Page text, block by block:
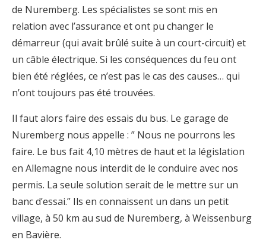
de Nuremberg. Les spécialistes se sont mis en
relation avec l’assurance et ont pu changer le
démarreur (qui avait brûlé suite à un court-circuit) et
un câble électrique. Si les conséquences du feu ont
bien été réglées, ce n’est pas le cas des causes… qui
n’ont toujours pas été trouvées.
Il faut alors faire des essais du bus. Le garage de
Nuremberg nous appelle : ” Nous ne pourrons les
faire. Le bus fait 4,10 mètres de haut et la législation
en Allemagne nous interdit de le conduire avec nos
permis. La seule solution serait de le mettre sur un
banc d’essai.” Ils en connaissent un dans un petit
village, à 50 km au sud de Nuremberg, à Weissenburg
en Bavière.